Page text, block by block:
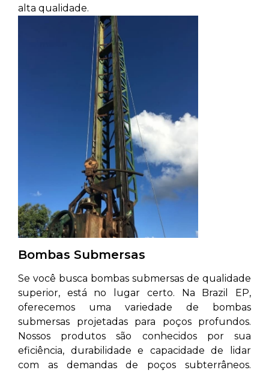
alta qualidade.
Bombas Submersas
Se você busca bombas submersas de qualidade
superior, está no lugar certo. Na Brazil EP,
oferecemos uma variedade de bombas
submersas projetadas para poços profundos.
Nossos produtos são conhecidos por sua
eficiência, durabilidade e capacidade de lidar
com as demandas de poços subterrâneos.